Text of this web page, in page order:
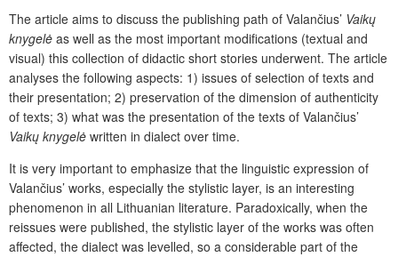
The article aims to discuss the publishing path of Valančius’ Vaikų
knygelė as well as the most important modifications (textual and
visual) this collection of didactic short stories underwent. The article
analyses the following aspects: 1) issues of selection of texts and
their presentation; 2) preservation of the dimension of authenticity
of texts; 3) what was the presentation of the texts of Valančius’
Vaikų knygelė written in dialect over time.
It is very important to emphasize that the linguistic expression of
Valančius’ works, especially the stylistic layer, is an interesting
phenomenon in all Lithuanian literature. Paradoxically, when the
reissues were published, the stylistic layer of the works was often
affected, the dialect was levelled, so a considerable part of the